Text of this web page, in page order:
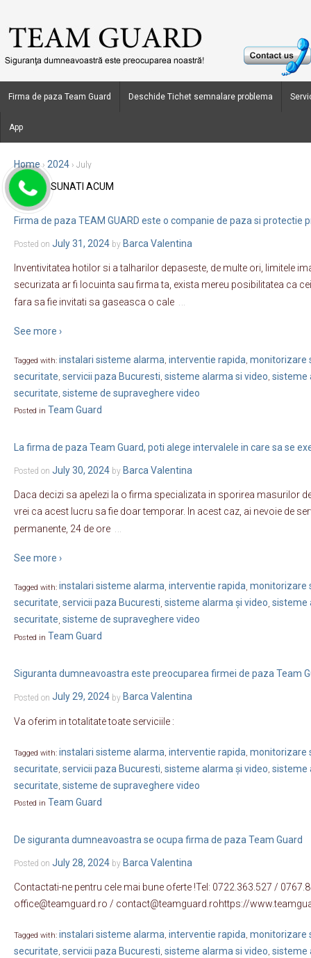
Firma de paza Team Guard Deschide Tichet semnalare problema
App
Home › 2024 › July
Monthly Archives:July 2024
Firma de paza TEAM GUARD este o companie de paza si protectie
Posted on July 31, 2024 by Barca Valentina
Inventivitatea hotilor si a talharilor depaseste, de multe ori, limitele
securizata ar fi locuinta sau firma ta, exista mereu posibilitatea ca
fara sa fie invitati sa gaseasca o cale
See more ›
Tagged with: instalari sisteme alarma, interventie rapida, monitorizare
securitate, servicii paza Bucuresti, sisteme alarma si video, sisteme
securitate, sisteme de supraveghere video
Posted in Team Guard
La firma de paza Team Guard, poti alege intervalele in care sa se
Posted on July 30, 2024 by Barca Valentina
Daca decizi sa apelezi la o firma specializata in sporirea masurilor
vrei ca acest lucru sa fie doar temporar. In acest caz, ai nevoie de
permanente, 24 de ore
See more ›
Tagged with: instalari sisteme alarma interventie rapida monitorizare
securitate servicii paza Bucuresti sisteme alarma și video sisteme
securitate sisteme de supraveghere video
Posted in Team Guard
Siguranta dumneavoastra este preocuparea firmei de paza Team
Posted on July 29, 2024 by Barca Valentina
Va oferim in totalitate toate serviciile :
Tagged with: instalari sisteme alarma, interventie rapida, monitorizare
securitate, servicii paza Bucuresti, sisteme alarma și video, sisteme
securitate, sisteme de supraveghere video
Posted in Team Guard
De siguranta dumneavoastra se ocupa firma de paza Team Guard
Posted on July 28, 2024 by Barca Valentina
Contactati-ne pentru cele mai bune oferte !Tel: 0722.363.527 /
office@teamguard.ro / contact@teamguard.rohttps://
Tagged with: instalari sisteme alarma, interventie rapida, monitorizare
securitate, servicii paza Bucuresti, sisteme alarma si video, sisteme
SUNATI ACUM